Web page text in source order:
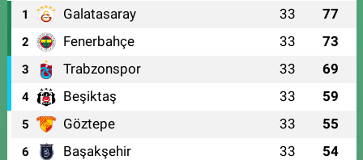
1 Galatasaray 33 77
2 Fenerbahçe 33 73
3 Trabzonspor 33 69
4 Beşiktaş 33 59
5 Göztepe 33 55
6 Başakşehir 33 54